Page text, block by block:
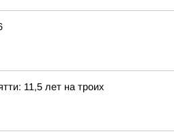
11,5 лет на троих